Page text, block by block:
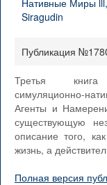
Публикация
Третья
Агенты и
существующую
описание того,
жизнь, а
Полная версия